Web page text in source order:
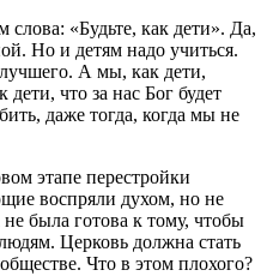
«Будьте, как дети». Да,
Но и детям надо учиться.
А мы, как дети,
что за нас Бог будет
даже тогда, когда мы не
этапе перестройки
воспряли духом, но не
была готова к тому, чтобы
Церковь должна стать
Что в этом плохого?